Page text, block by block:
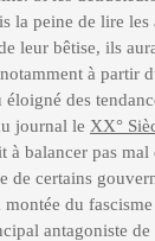
la peine de lire
leur bêtise, ils
à partir
éloigné des
journal le XX°
à balancer pas
de certains
du
antagoniste